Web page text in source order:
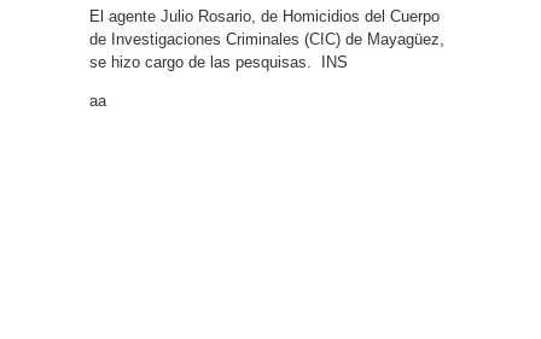
El agente Julio Rosario, de Homicidios del Cuerpo
de Investigaciones Criminales (CIC) de Mayagüez,
se hizo cargo de las pesquisas. INS
aa